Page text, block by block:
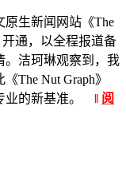
原生新闻网站《The
通，以全程报道备
。洁珂琳观察到，我
The Nut Graph》
业的新基准。 ‖ 阅